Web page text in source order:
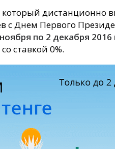
который дистанционно
с Днем Первого
по 2 декабря 2016
ставкой 0%.